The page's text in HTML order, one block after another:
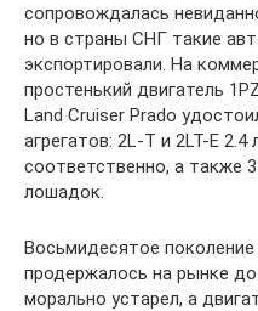
сопровождалась
но в страны СНГ такие
экспортировали. На
простенький двигатель
Land Cruiser Prado
агрегатов: 2L-T и 2LT-E
соответственно, а также
лошадок.
Восьмидесятое
продержалось на рынке
морально устарел, а